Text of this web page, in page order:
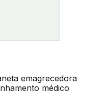
emagrecedora
médico